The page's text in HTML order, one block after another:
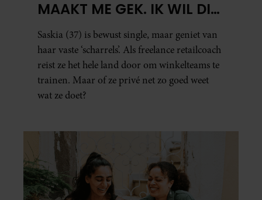
MAAKT ME GEK. IK WIL DIE
MAN.’
Saskia (37) is bewust single, maar geniet van
haar vaste ‘scharrels’. Als freelance retailcoach
reist ze het hele land door om winkelteams te
trainen. Maar of ze privé net zo goed weet
wat ze doet?